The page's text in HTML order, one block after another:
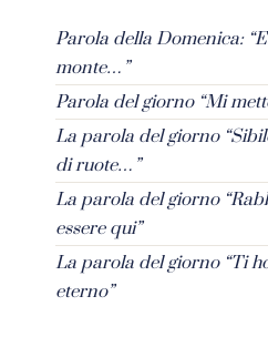
Parola della Domenica:
monte…”
Parola del giorno “Mi
La parola del giorno
di ruote…”
La parola del giorno
essere qui”
La parola del giorno “Ti
eterno”